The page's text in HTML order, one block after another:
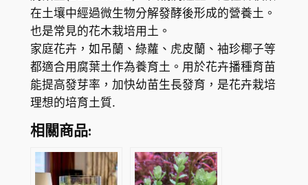
H
$
1
.
3
a
f
M
o
u
l
d
量
在土壤中經過微生物分解發酵後形成的營養土。
也是常見的花木栽培用土。
家庭花卉，如吊蘭、綠蘿、虎皮蘭、袖珍椰子等
都適合用腐葉土作為養育土。用於花卉播種育苗
能提高發芽率，加快幼苗生長發育，是花卉栽培
理想的培育土質.
相關商品: